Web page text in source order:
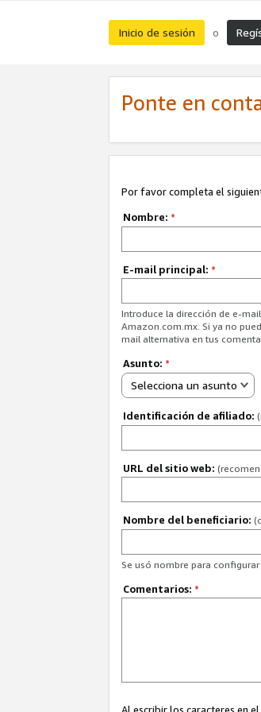
Inicio de sesión o
Ponte en
Por favor completa el
Nombre: *
E-mail principal: *
Introduce la dirección de e-
Amazon.com.mx. Si ya no
mail alternativa en tus
Asunto: *
Selecciona un asunto
Identificación de afiliado:
URL del sitio web:
Nombre del beneficiario:
Se usó nombre para configurar
Comentarios: *